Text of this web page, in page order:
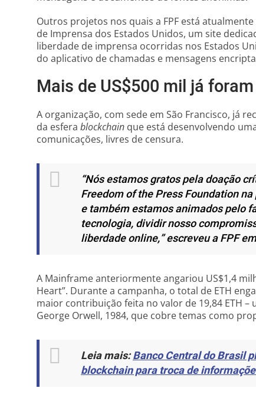
Outros projetos nos quais a FPF está
de Imprensa dos Estados Unidos, um site
liberdade de imprensa ocorridas nos Estados
do aplicativo de chamadas e mensagens
Mais de US$500 mil já
A organização, com sede em São Francisco, já
da esfera blockchain que está desenvolvendo
comunicações, livres de censura.
“Nós estamos gratos pela doação
Freedom of the Press Foundation
e também estamos animados pelo
tecnologia, dividir nosso
liberdade online,”escreveu a FPF
A Mainframe anteriormente angariou US$1,4
Heart”. Durante a campanha, o total de ETH
maior contribuição feita no valor de 19,84 ETH
George Orwell, 1984, que cobre temas como
Leia mais:Banco Central do Brasil
blockchain para troca de